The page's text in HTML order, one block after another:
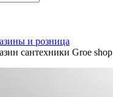
и розница
сантехники Groe shop